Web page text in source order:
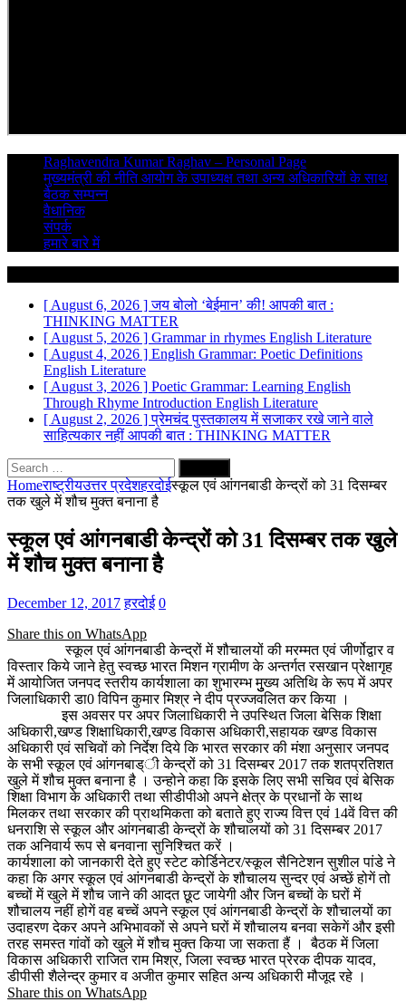
Raghavendra Kumar Raghav – Personal Page
मुख्यमंत्री की नीति आयोग के उपाध्यक्ष तथा अन्य अधिकारियों के साथ
बैठक सम्पन्न
वैधानिक
संपर्क
हमारे बारे में
[ August 6, 2026 ]जय बोलो ‘बेईमान’ की! आपकी बात :
THINKING MATTER
[ August 5, 2026 ] Grammar in rhymes English Literature
[ August 4, 2026 ] English Grammar: Poetic Definitions
English Literature
[ August 3, 2026 ] Poetic Grammar: Learning English
Through Rhyme Introduction English Literature
[ August 2, 2026 ]प्रेमचंद पुस्तकालय में सजाकर रखे जाने वाले
साहित्यकार नहीं आपकी बात : THINKING MATTER
Search
for:
Homeराष्ट्रीयउत्तर प्रदेशहरदोईस्कूल एवं आंगनबाडी केन्द्रों को 31 दिसम्बर
तक खुले में शौच मुक्त बनाना है
स्कूल एवं आंगनबाडी केन्द्रों को 31 दिसम्बर तक खुले
में शौच मुक्त बनाना है
December 12, 2017 हरदोई 0
Share this on WhatsApp
स्कूल एवं आंगनबाडी केन्द्रों में शौचालयों की मरम्मत एवं जीर्णोद्वार व
विस्तार किये जाने हेतु स्वच्छ भारत मिशन ग्रामीण के अन्तर्गत रसखान प्रेक्षागृह
में आयोजित जनपद स्तरीय कार्यशाला का शुभारम्भ मुुुख्य अतिथि के रूप में अपर
जिलाधिकारी डा0 विपिन कुमार मिश्र ने दीप प्रज्जवलित कर किया ।
इस अवसर पर अपर जिलाधिकारी ने उपस्थित जिला बेसिक शिक्षा
अधिकारी,खण्ड शिक्षाधिकारी,खण्ड विकास अधिकारी,सहायक खण्ड विकास
अधिकारी एवं सचिवों को निर्देश दिये कि भारत सरकार की मंशा अनुसार जनपद
के सभी स्कूल एवं आंगनबाड्ी केन्द्रों को 31 दिसम्बर 2017 तक शतप्रतिशत
खुले में शौच मुक्त बनाना है । उन्होने कहा कि इसके लिए सभी सचिव एवं बेसिक
शिक्षा विभाग के अधिकारी तथा सीडीपीओ अपने क्षेत्र के प्रधानों के साथ
मिलकर तथा सरकार की प्राथमिकता को बताते हुए राज्य वित्त एवं 14वें वित्त की
धनराशि से स्कूल और आंगनबाडी केन्द्रों के शौचालयों को 31 दिसम्बर 2017
तक अनिवार्य रूप से बनवाना सुनिश्चित करें ।
कार्यशाला को जानकारी देते हुए स्टेट कोर्डिनेटर/स्कूल सैनिटेशन सुशील पांडे ने
कहा कि अगर स्कूल एवं आंगनबाडी केन्द्रों के शौचालय सुन्दर एवं अच्छें होगें तो
बच्चों में खुले में शौच जाने की आदत छूट जायेगी और जिन बच्चों के घरों में
शौचालय नहीं होगें वह बच्चें अपने स्कूल एवं आंगनबाडी केन्द्रों के शौचालयों का
उदाहरण देकर अपने अभिभावकों से अपने घरों में शौचालय बनवा सकेगें और इसी
तरह समस्त गांवों को खुले में शौच मुक्त किया जा सकता हैं । बैठक में जिला
विकास अधिकारी राजित राम मिश्र, जिला स्वच्छ भारत प्रेरक दीपक यादव,
डीपीसी शैलेन्द्र कुमार व अजीत कुमार सहित अन्य अधिकारी मौजूद रहे ।
Share this on WhatsApp